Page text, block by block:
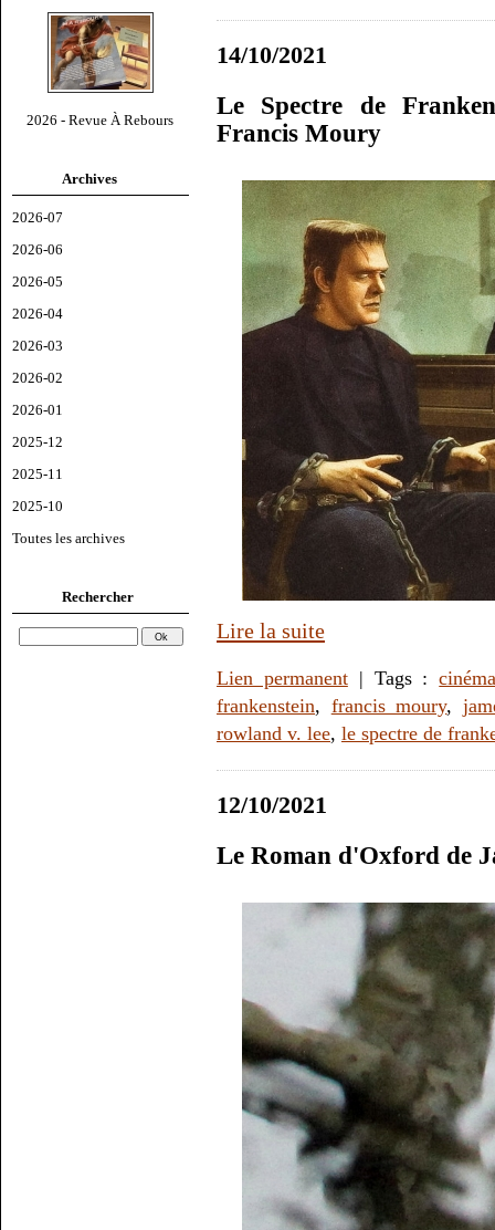
2026 - Revue À Rebours
Archives
2026-07
2026-06
2026-05
2026-04
2026-03
2026-02
2026-01
2025-12
2025-11
2025-10
Toutes les archives
Rechercher
14/10/2021
Le Spectre de
Francis Moury
Lire la suite
Lien permanent| Tags :
frankenstein, francis moury,
rowland v. lee, le spectre de
12/10/2021
Le Roman d'Oxford de